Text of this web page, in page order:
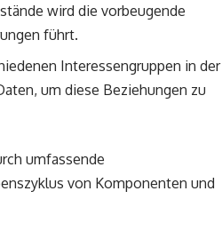
wird die vorbeugende
führt.
Interessengruppen in der
um diese Beziehungen zu
umfassende
von Komponenten und